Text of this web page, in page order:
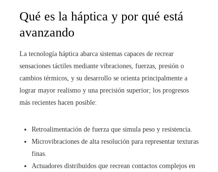
Qué es la háptica y por qué está
avanzando
La tecnología háptica abarca sistemas capaces de recrear
sensaciones táctiles mediante vibraciones, fuerzas, presión o
cambios térmicos, y su desarrollo se orienta principalmente a
lograr mayor realismo y una precisión superior; los progresos
más recientes hacen posible:
Retroalimentación de fuerza que simula peso y resistencia.
Microvibraciones de alta resolución para representar texturas
finas.
Actuadores distribuidos que recrean contactos complejos en